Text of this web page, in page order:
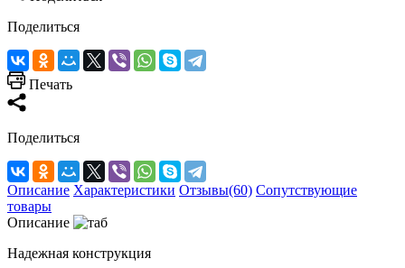
Поделиться
Печать
Поделиться
Описание Характеристики Отзывы(60) Сопутствующие
товары
Описание
Надежная конструкция